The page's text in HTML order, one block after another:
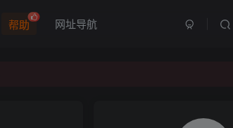
帮助 网址导航